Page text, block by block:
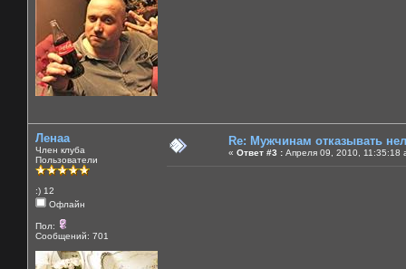
Ленаа
Член клуба
Пользователи
:) 12
Офлайн
Пол:
Сообщений: 701
Re: Мужчинам отказывать
« Ответ #3 : Апреля 09, 2010, 11:35:18